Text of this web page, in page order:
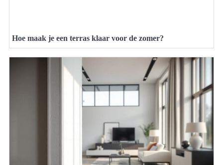
Hoe maak je een terras klaar voor de zomer?